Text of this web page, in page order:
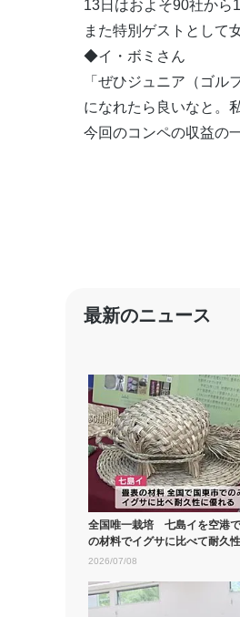
13日はおよそ90社から
また特別ゲストとして
◆イ・ボミさん
「ぜひジュニア（ゴ
になれたら良いなと。
今回のコンペの収益の
最新のニュース
全国唯一栽培 七島イを空港
の材料でイグサに比べて耐
大分
2026/07/08